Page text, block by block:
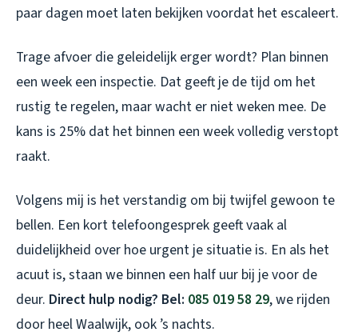
paar dagen moet laten bekijken voordat het escaleert.
Trage afvoer die geleidelijk erger wordt? Plan binnen
een week een inspectie. Dat geeft je de tijd om het
rustig te regelen, maar wacht er niet weken mee. De
kans is 25% dat het binnen een week volledig verstopt
raakt.
Volgens mij is het verstandig om bij twijfel gewoon te
bellen. Een kort telefoongesprek geeft vaak al
duidelijkheid over hoe urgent je situatie is. En als het
acuut is, staan we binnen een half uur bij je voor de
deur. Direct hulp nodig? Bel: 085 019 58 29, we rijden
door heel Waalwijk, ook ’s nachts.